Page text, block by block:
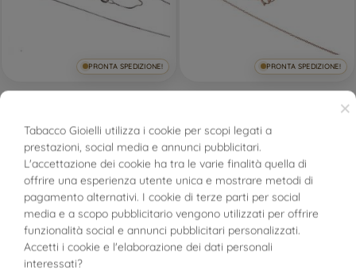
PRONTA SPEDIZIONE!
150,92 €
PRONTA SPEDIZIONE!
Rosa
162,68 €
×
Tabacco Gioielli utilizza i cookie per scopi legati a
prestazioni, social media e annunci pubblicitari.
L'accettazione dei cookie ha tra le varie finalità quella di
offrire una esperienza utente unica e mostrare metodi di
pagamento alternativi. I cookie di terze parti per social
media e a scopo pubblicitario vengono utilizzati per offrire
funzionalità social e annunci pubblicitari personalizzati.
Accetti i cookie e l'elaborazione dei dati personali
interessati?